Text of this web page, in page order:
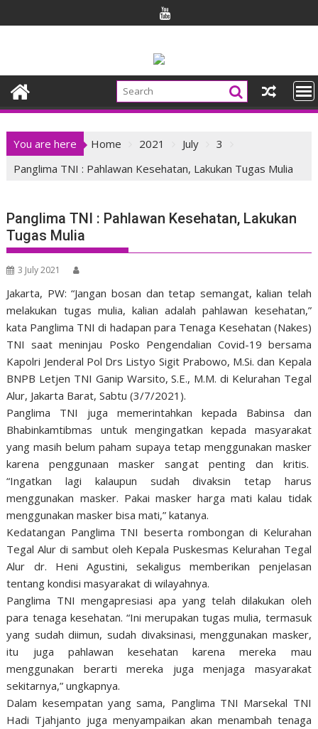
to
You are here Home 2021 July
3
Panglima TNI : Pahlawan Kesehatan, Lakukan Tugas Mulia
Panglima TNI : Pahlawan Kesehatan, Lakukan
Tugas Mulia
3 July 2021
Jakarta, PW: “Jangan bosan dan tetap semangat, kalian telah
melakukan tugas mulia, kalian adalah pahlawan kesehatan,”
kata Panglima TNI di hadapan para Tenaga Kesehatan (Nakes)
TNI saat meninjau Posko Pengendalian Covid-19 bersama
Kapolri Jenderal Pol Drs Listyo Sigit Prabowo, M.Si. dan Kepala
BNPB Letjen TNI Ganip Warsito, S.E., M.M. di Kelurahan Tegal
Alur, Jakarta Barat, Sabtu (3/7/2021).
Panglima TNI juga memerintahkan kepada Babinsa dan
Bhabinkamtibmas untuk mengingatkan kepada masyarakat
yang masih belum paham supaya tetap menggunakan masker
karena penggunaan masker sangat penting dan kritis.
“Ingatkan lagi kalaupun sudah divaksin tetap harus
menggunakan masker. Pakai masker harga mati kalau tidak
menggunakan masker bisa mati,” katanya.
Kedatangan Panglima TNI beserta rombongan di Kelurahan
Tegal Alur di sambut oleh Kepala Puskesmas Kelurahan Tegal
Alur dr. Heni Agustini, sekaligus memberikan penjelasan
tentang kondisi masyarakat di wilayahnya.
Panglima TNI mengapresiasi apa yang telah dilakukan oleh
para tenaga kesehatan. “Ini merupakan tugas mulia, termasuk
yang sudah diimun, sudah divaksinasi, menggunakan masker,
itu juga pahlawan kesehatan karena mereka mau
menggunakan berarti mereka juga menjaga masyarakat
sekitarnya,” ungkapnya.
Dalam kesempatan yang sama, Panglima TNI Marsekal TNI
Hadi Tjahjanto juga menyampaikan akan menambah tenaga